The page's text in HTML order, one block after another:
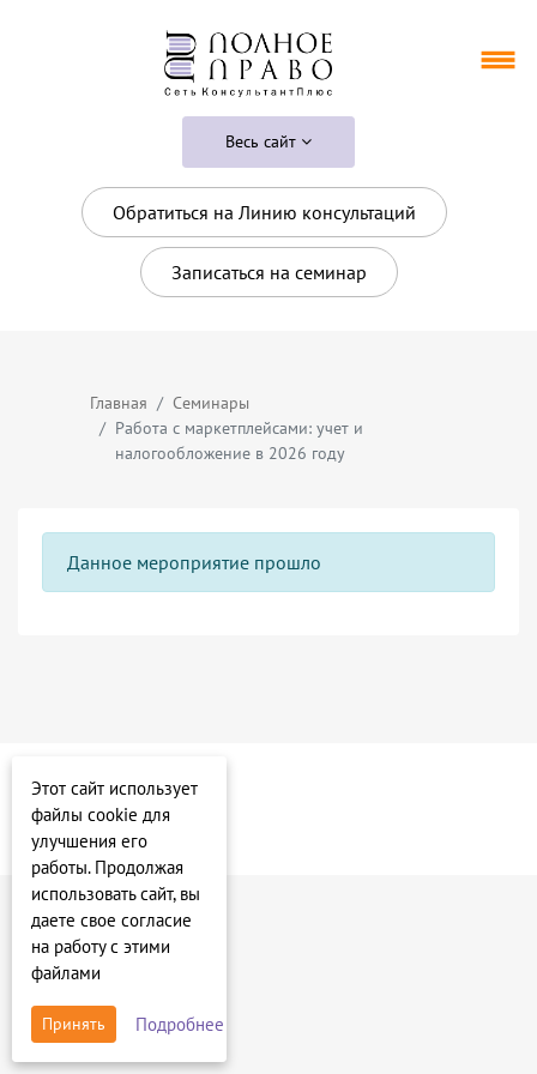
Весь сайт
Обратиться на Линию консультаций
Записаться на семинар
Главная
Семинары
Работа с маркетплейсами: учет и
налогообложение в 2026 году
Данное мероприятие прошло
Этот сайт использует
файлы cookie для
улучшения его
работы. Продолжая
использовать сайт, вы
даете свое согласие
на работу с этими
файлами
Принять Подробнее